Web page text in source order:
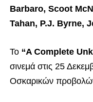
Barbaro, Scoot
Tahan, P.J. Byrne,
Το “A Complete
σινεμά στις 25
Οσκαρικών